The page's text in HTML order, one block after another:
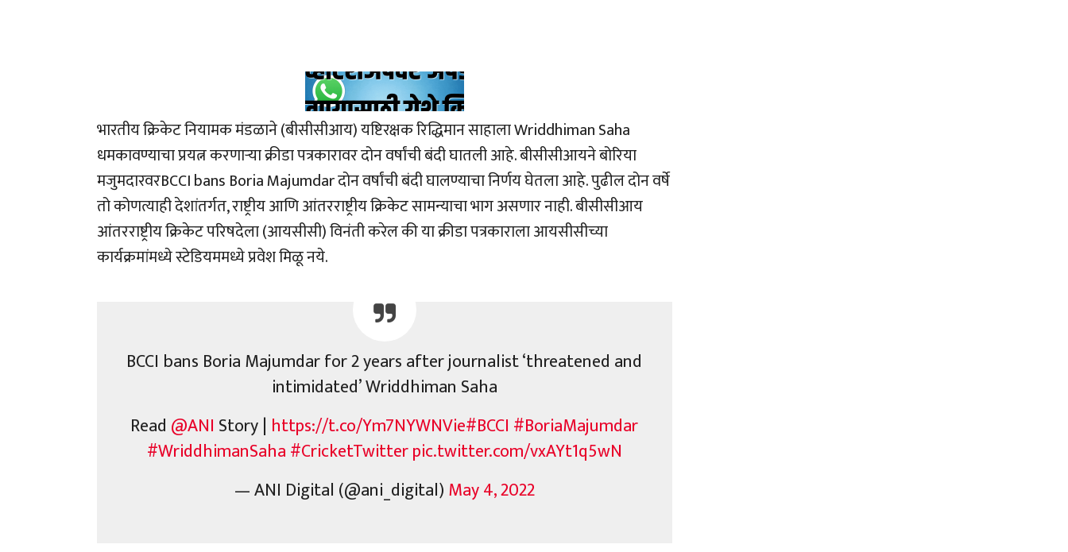
भारतीय क्रिकेट नियामक मंडळाने (बीसीसीआय) यष्टिरक्षक रिद्धिमान साहाला Wriddhiman Saha
धमकावण्याचा प्रयत्न करणाऱ्या क्रीडा पत्रकारावर दोन वर्षांची बंदी घातली आहे. बीसीसीआयने बोरिया
मजुमदारवरBCCI bans Boria Majumdar दोन वर्षांची बंदी घालण्याचा निर्णय घेतला आहे. पुढील दोन वर्षे
तो कोणत्याही देशांतर्गत, राष्ट्रीय आणि आंतरराष्ट्रीय क्रिकेट सामन्याचा भाग असणार नाही. बीसीसीआय
आंतरराष्ट्रीय क्रिकेट परिषदेला (आयसीसी) विनंती करेल की या क्रीडा पत्रकाराला आयसीसीच्या
कार्यक्रमांमध्ये स्टेडियममध्ये प्रवेश मिळू नये.
BCCI bans Boria Majumdar for 2 years after journalist ‘threatened and
intimidated’ Wriddhiman Saha
Read @ANI Story | https://t.co/Ym7NYWNVie#BCCI #BoriaMajumdar
#WriddhimanSaha#CricketTwitterpic.twitter.com/vxAYt1q5wN
— ANI Digital (@ani_digital)May 4, 2022